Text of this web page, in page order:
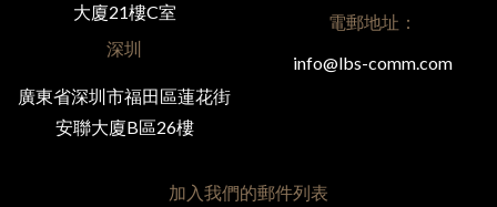
大廈21樓C室
深圳
廣東省深圳市福田區蓮花街
安聯大廈B區26樓
電郵地址：
info@lbs-comm.com
加入我們的郵件列表